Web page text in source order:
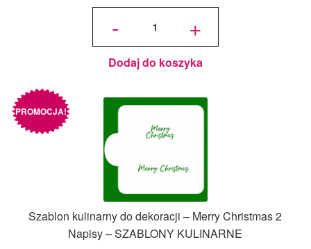
-
ilość
kulinarny do
dekoracji -
Ramka/
Śnieżynka
Mandala I -
SZABLONY
+
Dodaj do koszyka
Szablon kulinarny do dekoracji – Merry Christmas 2
Napisy – SZABLONY KULINARNE
PROMOCJA!